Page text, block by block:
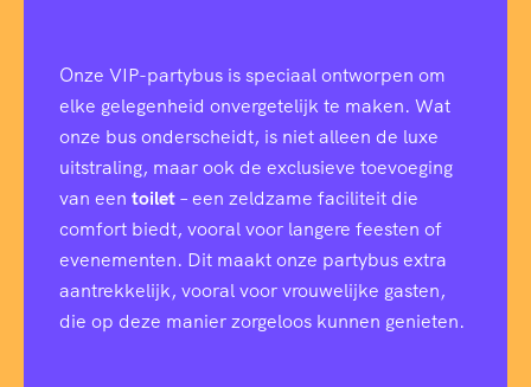
Onze VIP-partybus is speciaal ontworpen om
elke gelegenheid onvergetelijk te maken. Wat
onze bus onderscheidt, is niet alleen de luxe
uitstraling, maar ook de exclusieve toevoeging
van een toilet– een zeldzame faciliteit die
comfort biedt, vooral voor langere feesten of
evenementen. Dit maakt onze partybus extra
aantrekkelijk, vooral voor vrouwelijke gasten,
die op deze manier zorgeloos kunnen genieten.